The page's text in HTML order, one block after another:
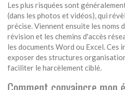
Les plus risquées sont
(dans les photos et vidéos), qui
précise. Viennent ensuite les noms
révision et les chemins d'accès
les documents Word ou Excel. Ces
exposer des structures
faciliter le harcèlement ciblé.